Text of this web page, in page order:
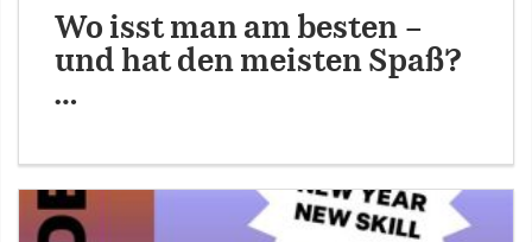
Wo isst man am besten –
und hat den meisten Spaß?
…